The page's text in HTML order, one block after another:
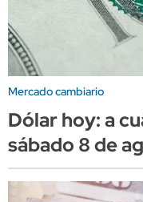
Mercado cambiario
Dólar hoy: a
sábado 8 de